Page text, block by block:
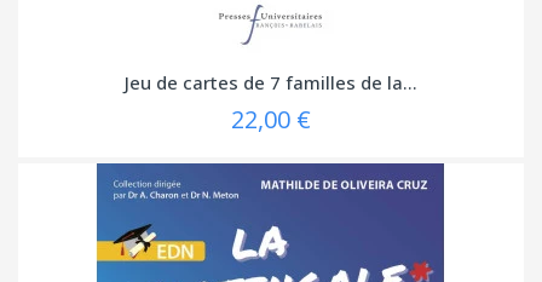
Jeu de cartes de 7 familles de la...
22,00 €